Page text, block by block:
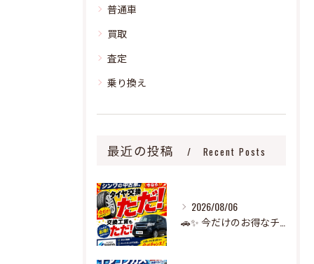
普通車
買取
査定
乗り換え
最近の投稿 Recent Posts
2026/08/06
🚗✨ 今だけのお得なチャンス！ ✨🚗